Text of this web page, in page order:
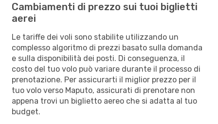
Cambiamenti di prezzo sui tuoi biglietti
aerei
Le tariffe dei voli sono stabilite utilizzando un
complesso algoritmo di prezzi basato sulla domanda
e sulla disponibilità dei posti. Di conseguenza, il
costo del tuo volo può variare durante il processo di
prenotazione. Per assicurarti il miglior prezzo per il
tuo volo verso Maputo, assicurati di prenotare non
appena trovi un biglietto aereo che si adatta al tuo
budget.